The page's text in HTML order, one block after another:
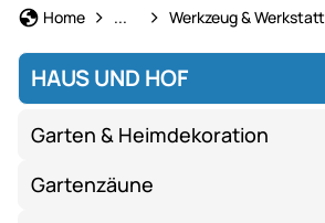
Home Haus und Hof
... Werkzeug & Werkstatt
HAUS UND HOF
Garten & Heimdekoration
Gartenzäune